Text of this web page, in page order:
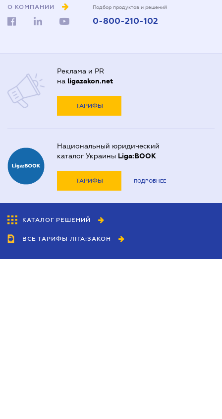
О КОМПАНИИ Подбор продуктов и решений
0-800-210-102
Реклама и PR
на ligazakon.net
ТАРИФЫ
Национальный юридический
каталог Украины Liga:BOOK
ТАРИФЫ ПОДРОБНЕЕ
КАТАЛОГ РЕШЕНИЙ
ВСЕ ТАРИФЫ ЛІГА:ЗАКОН